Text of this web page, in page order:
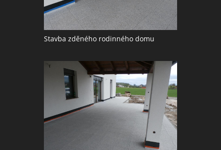
Stavba zděného rodinného domu